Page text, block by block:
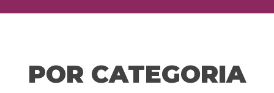
POR CATEGORIA